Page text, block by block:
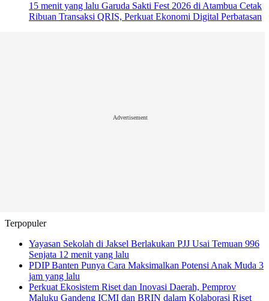
15 menit yang lalu Garuda Sakti Fest 2026 di Atambua Cetak
Ribuan Transaksi QRIS, Perkuat Ekonomi Digital Perbatasan
Advertisement
Terpopuler
Yayasan Sekolah di Jaksel Berlakukan PJJ Usai Temuan 996
Senjata 12 menit yang lalu
PDIP Banten Punya Cara Maksimalkan Potensi Anak Muda 3
jam yang lalu
Perkuat Ekosistem Riset dan Inovasi Daerah, Pemprov
Maluku Gandeng ICMI dan BRIN dalam Kolaborasi Riset